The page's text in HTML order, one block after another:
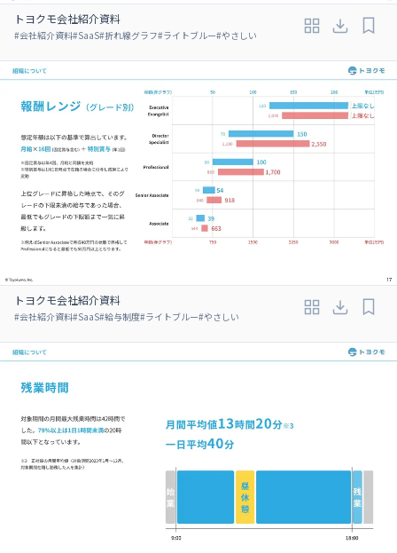
トヨクモ会社紹介資料
#会社紹介資料#SaaS#折れ線グラフ#ライトブルー#やさしい
トヨクモ会社紹介資料
#会社紹介資料#SaaS#給与制度#ライトブルー#やさしい